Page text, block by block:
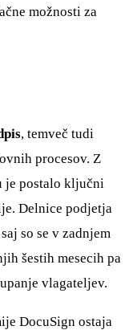
možnosti za
, temveč tudi
procesov. Z
je postalo ključni
Delnice podjetja
so se v zadnjem
šestih mesecih pa
vlagateljev.
DocuSign ostaja